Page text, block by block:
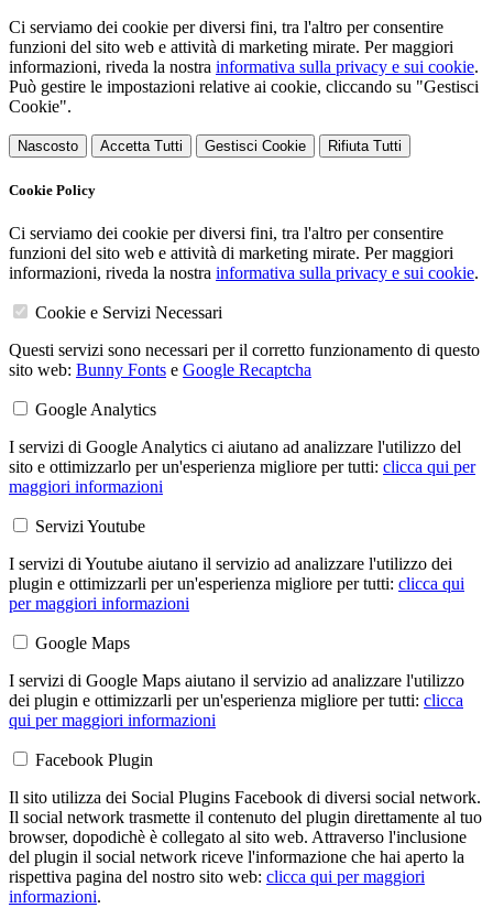
Ci serviamo dei cookie per diversi fini, tra l'altro per consentire
funzioni del sito web e attività di marketing mirate. Per maggiori
informazioni, riveda la nostra informativa sulla privacy e sui cookie.
Può gestire le impostazioni relative ai cookie, cliccando su "Gestisci
Cookie".
Nascosto Accetta Tutti Gestisci Cookie Rifiuta Tutti
Cookie Policy
Ci serviamo dei cookie per diversi fini, tra l'altro per consentire
funzioni del sito web e attività di marketing mirate. Per maggiori
informazioni, riveda la nostra informativa sulla privacy e sui cookie.
Cookie e Servizi Necessari
Questi servizi sono necessari per il corretto funzionamento di questo
sito web: Bunny Fonts e Google Recaptcha
Google Analytics
I servizi di Google Analytics ci aiutano ad analizzare l'utilizzo del
sito e ottimizzarlo per un'esperienza migliore per tutti: clicca qui per
maggiori informazioni
Servizi Youtube
I servizi di Youtube aiutano il servizio ad analizzare l'utilizzo dei
plugin e ottimizzarli per un'esperienza migliore per tutti: clicca qui
per maggiori informazioni
Google Maps
I servizi di Google Maps aiutano il servizio ad analizzare l'utilizzo
dei plugin e ottimizzarli per un'esperienza migliore per tutti: clicca
qui per maggiori informazioni
Facebook Plugin
Il sito utilizza dei Social Plugins Facebook di diversi social network.
Il social network trasmette il contenuto del plugin direttamente al tuo
browser, dopodichè è collegato al sito web. Attraverso l'inclusione
del plugin il social network riceve l'informazione che hai aperto la
rispettiva pagina del nostro sito web: clicca qui per maggiori
informazioni.